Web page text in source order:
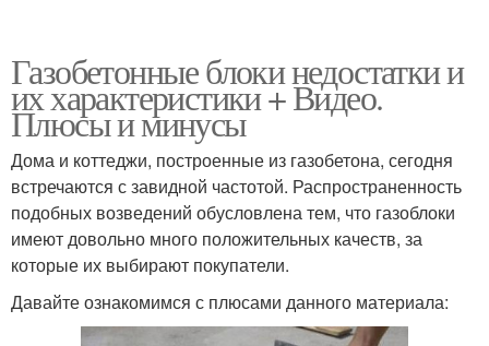
Газобетонные блоки недостатки и
их характеристики + Видео.
Плюсы и минусы
Дома и коттеджи, построенные из газобетона, сегодня
встречаются с завидной частотой. Распространенность
подобных возведений обусловлена тем, что газоблоки
имеют довольно много положительных качеств, за
которые их выбирают покупатели.
Давайте ознакомимся с плюсами данного материала: